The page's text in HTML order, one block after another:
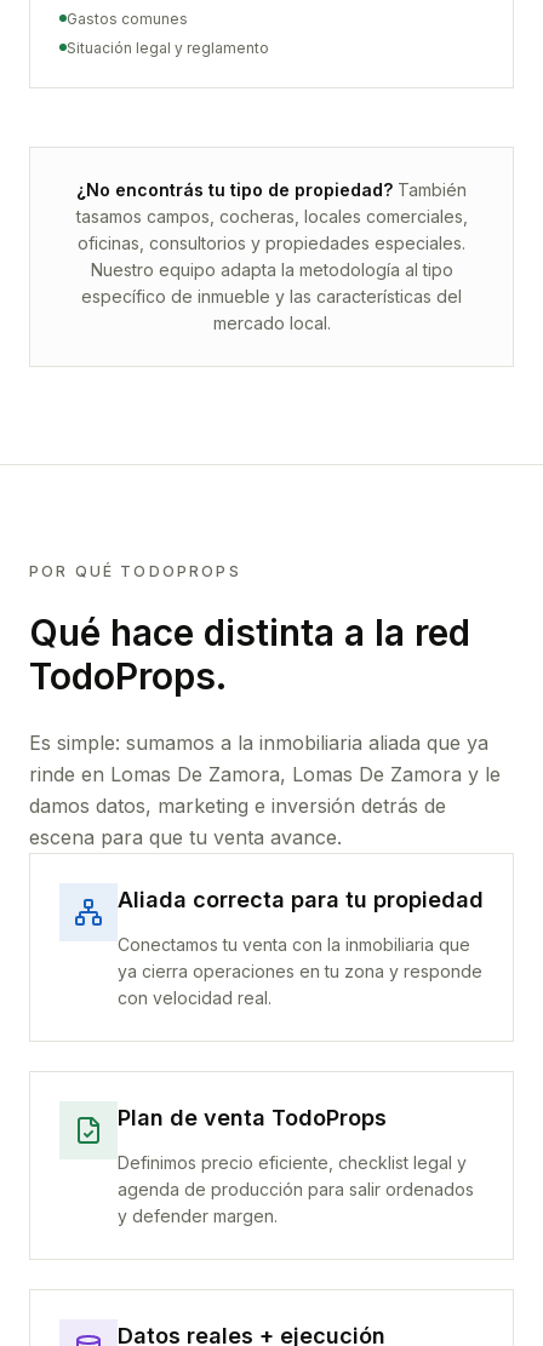
Gastos comunes
Situación legal y reglamento
¿No encontrás tu tipo de propiedad? También
tasamos campos, cocheras, locales comerciales,
oficinas, consultorios y propiedades especiales.
Nuestro equipo adapta la metodología al tipo
específico de inmueble y las características del
mercado local.
POR QUÉ TODOPROPS
Qué hace distinta a la red
TodoProps.
Es simple: sumamos a la inmobiliaria aliada que ya
rinde en Lomas De Zamora, Lomas De Zamora y le
damos datos, marketing e inversión detrás de
escena para que tu venta avance.
Aliada correcta para tu propiedad
Conectamos tu venta con la inmobiliaria que
ya cierra operaciones en tu zona y responde
con velocidad real.
Plan de venta TodoProps
Definimos precio eficiente, checklist legal y
agenda de producción para salir ordenados
y defender margen.
Datos reales + ejecución